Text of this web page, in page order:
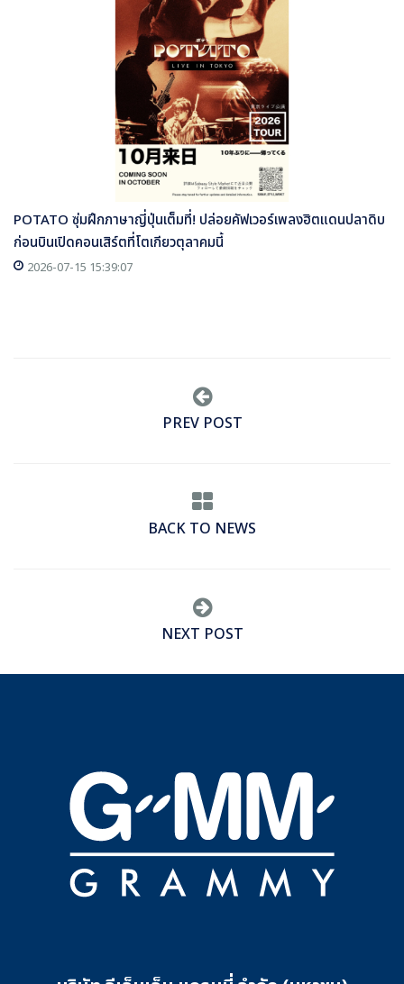
POTATO ซุ่มฝึกภาษาญี่ปุ่นเต็มที่! ปล่อยคัฟเวอร์เพลงฮิตแดนปลาดิบ
ก่อนบินเปิดคอนเสิร์ตที่โตเกียวตุลาคมนี้
2026-07-15 15:39:07
PREV POST
BACK TO NEWS
NEXT POST